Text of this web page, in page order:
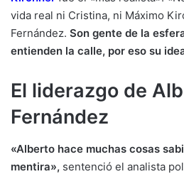
vida real ni Cristina, ni Máximo
Fernández. Son gente de la
entienden la calle, por eso su
El liderazgo de
Fernández
«Alberto hace muchas cosas
mentira», sentenció el analista